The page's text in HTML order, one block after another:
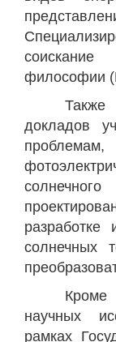
философии
докладов
солнечных
Кроме
научных
рамках